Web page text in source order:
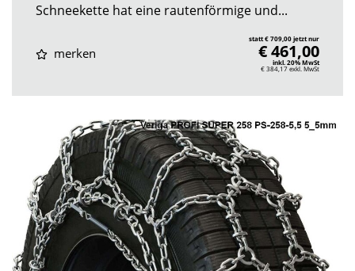
Schneekette hat eine rautenförmige und...
merken
statt € 709,00 jetzt nur
€ 461,00
inkl. 20% MwSt
€ 384,17exkl. MwSt